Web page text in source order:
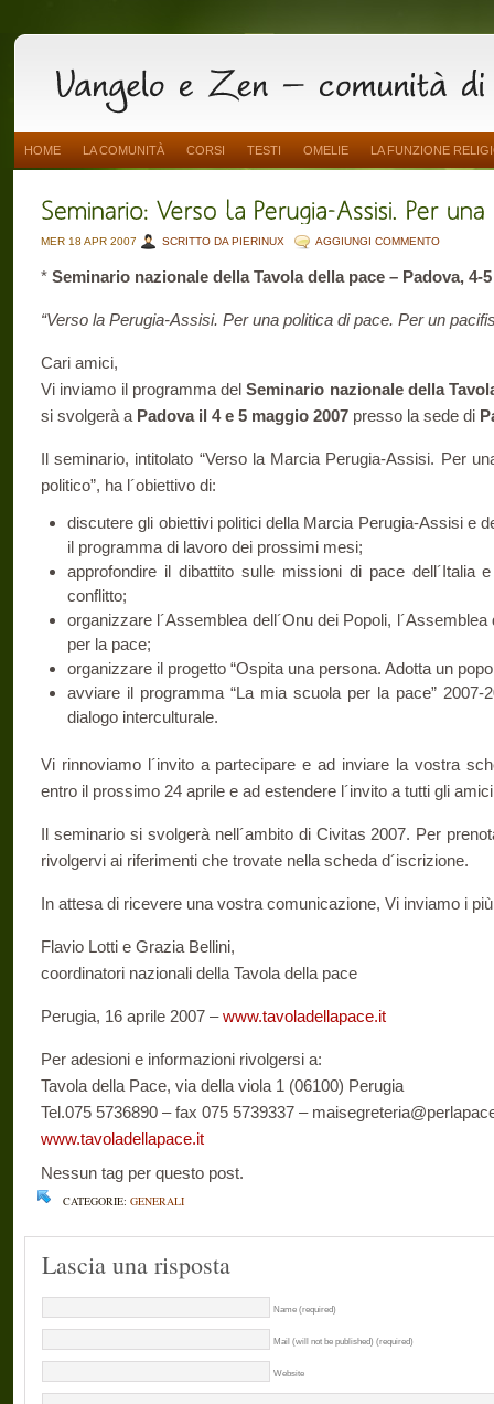
HOME LA COMUNITÀ CORSI TESTI OMELIE LA FUNZIONE
MER 18 APR 2007 SCRITTO DA PIERINUX AGGIUNGI COMMENTO
* Seminario nazionale della Tavola della pace – Padova, 4-
“Verso la Perugia-Assisi. Per una politica di pace. Per un
Cari amici,
Vi inviamo il programma delSeminario nazionale della
si svolgerà a Padova il 4 e 5 maggio 2007 presso la sede di
Il seminario, intitolato “Verso la Marcia Perugia-Assisi. Per
politico”, ha l´obiettivo di:
discutere gli obiettivi politici della Marcia Perugia-Assisi e
il programma di lavoro dei prossimi mesi;
approfondire il dibattito sulle missioni di pace dell´Italia
conflitto;
organizzare l´Assemblea dell´Onu dei Popoli,
per la pace;
organizzare il progetto “Ospita una persona. Adotta un
avviare il programma “La mia scuola per la pace” 2007-
dialogo interculturale.
Vi rinnoviamo l´invito a partecipare e ad inviare la vostra
entro il prossimo 24 aprile e ad estendere l´invito a tutti gli
Il seminario si svolgerà nell´ambito di Civitas 2007. Per
rivolgervi ai riferimenti che trovate nella scheda d´iscrizione.
In attesa di ricevere una vostra comunicazione, Vi inviamo i
Flavio Lotti e Grazia Bellini,
coordinatori nazionali della Tavola della pace
Perugia, 16 aprile 2007 –www.tavoladellapace.it
Per adesioni e informazioni rivolgersi a:
Tavola della Pace, via della viola 1 (06100) Perugia
Tel.075 5736890 – fax 075 5739337 –
www.tavoladellapace.it
Nessun tag per questo post.
CATEGORIE: GENERALI
Lascia una risposta
Name (required)
Mail (will not be published) (required)
Website